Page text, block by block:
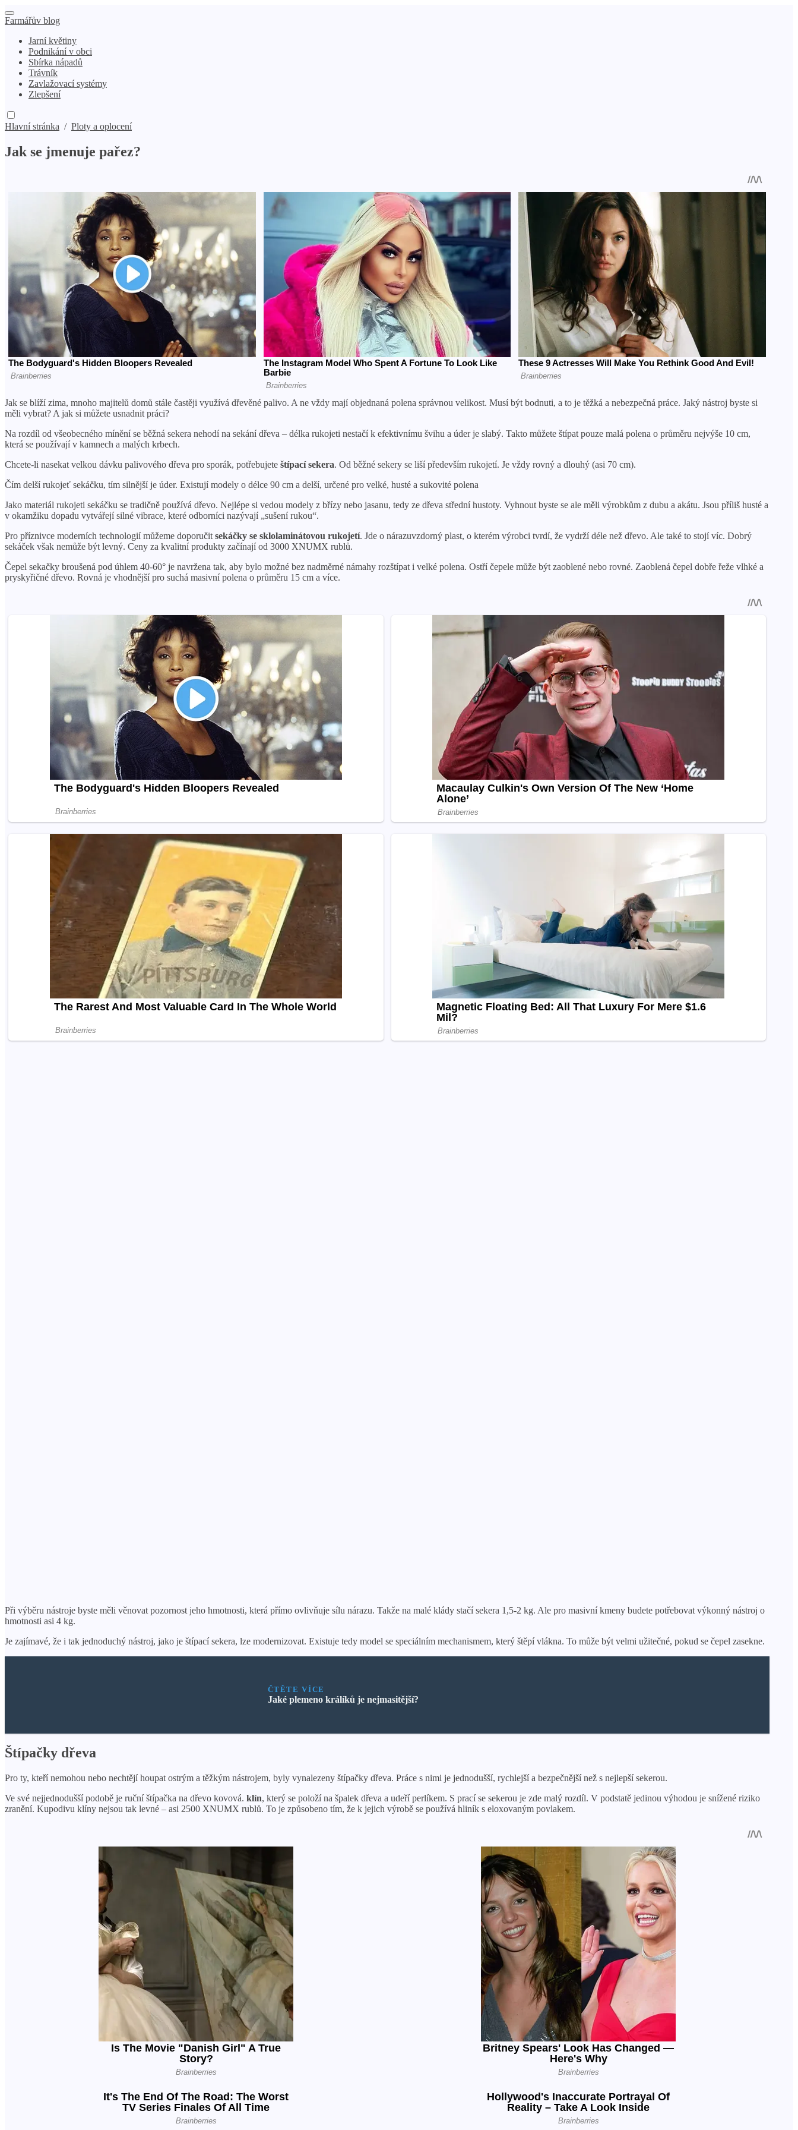
Farmářův blog
Jarní květiny
Podnikání v obci
Sbírka nápadů
Trávník
Zavlažovací systémy
Zlepšení
Hlavní stránka / Ploty a oplocení
Jak se jmenuje pařez?
Jak se blíží zima, mnoho majitelů domů stále častěji využívá dřevěné palivo. A ne vždy mají objednaná polena správnou velikost. Musí být bodnuti, a to je těžká a nebezpečná práce. Jaký nástroj byste si
měli vybrat? A jak si můžete usnadnit práci?
Na rozdíl od všeobecného mínění se běžná sekera nehodí na sekání dřeva – délka rukojeti nestačí k efektivnímu švihu a úder je slabý. Takto můžete štípat pouze malá polena o průměru nejvýše 10 cm,
která se používají v kamnech a malých krbech.
Chcete-li nasekat velkou dávku palivového dřeva pro sporák, potřebujete štípací sekera. Od běžné sekery se liší především rukojetí. Je vždy rovný a dlouhý (asi 70 cm).
Čím delší rukojeť sekáčku, tím silnější je úder. Existují modely o délce 90 cm a delší, určené pro velké, husté a sukovité polena
Jako materiál rukojeti sekáčku se tradičně používá dřevo. Nejlépe si vedou modely z břízy nebo jasanu, tedy ze dřeva střední hustoty. Vyhnout byste se ale měli výrobkům z dubu a akátu. Jsou příliš husté a
v okamžiku dopadu vytvářejí silné vibrace, které odborníci nazývají „sušení rukou“.
Pro příznivce moderních technologií můžeme doporučit sekáčky se sklolaminátovou rukojetí. Jde o nárazuvzdorný plast, o kterém výrobci tvrdí, že vydrží déle než dřevo. Ale také to stojí víc. Dobrý
sekáček však nemůže být levný. Ceny za kvalitní produkty začínají od 3000 XNUMX rublů.
Čepel sekačky broušená pod úhlem 40-60° je navržena tak, aby bylo možné bez nadměrné námahy rozštípat i velké polena. Ostří čepele může být zaoblené nebo rovné. Zaoblená čepel dobře řeže vlhké a
pryskyřičné dřevo. Rovná je vhodnější pro suchá masivní polena o průměru 15 cm a více.
Při výběru nástroje byste měli věnovat pozornost jeho hmotnosti, která přímo ovlivňuje sílu nárazu. Takže na malé klády stačí sekera 1,5-2 kg. Ale pro masivní kmeny budete potřebovat výkonný nástroj o
hmotnosti asi 4 kg.
Je zajímavé, že i tak jednoduchý nástroj, jako je štípací sekera, lze modernizovat. Existuje tedy model se speciálním mechanismem, který štěpí vlákna. To může být velmi užitečné, pokud se čepel zasekne.
ČTĚTE VÍCE
Jaké plemeno králíků je nejmasitější?
Štípačky dřeva
Pro ty, kteří nemohou nebo nechtějí houpat ostrým a těžkým nástrojem, byly vynalezeny štípačky dřeva. Práce s nimi je jednodušší, rychlejší a bezpečnější než s nejlepší sekerou.
Ve své nejjednodušší podobě je ruční štípačka na dřevo kovová. klín, který se položí na špalek dřeva a udeří perlíkem. S prací se sekerou je zde malý rozdíl. V podstatě jedinou výhodou je snížené riziko
zranění. Kupodivu klíny nejsou tak levné – asi 2500 XNUMX rublů. To je způsobeno tím, že k jejich výrobě se používá hliník s eloxovaným povlakem.